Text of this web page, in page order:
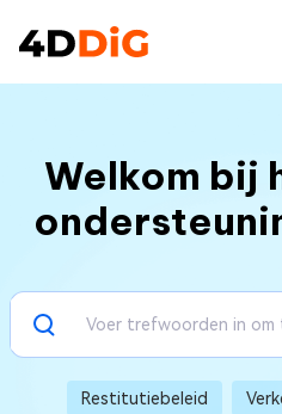
Welkom bij
Restitutiebeleid